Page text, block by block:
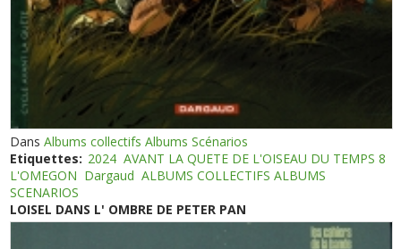
DansAlbums collectifs Albums Scénarios
Etiquettes: 2024 AVANT LA QUETE DE L'OISEAU DU TEMPS 8
L'OMEGON Dargaud ALBUMS COLLECTIFS ALBUMS
SCENARIOS
LOISEL DANS L' OMBRE DE PETER PAN